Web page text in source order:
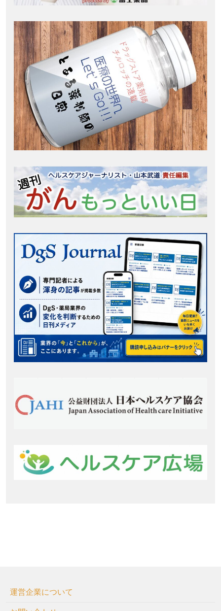
運営企業について